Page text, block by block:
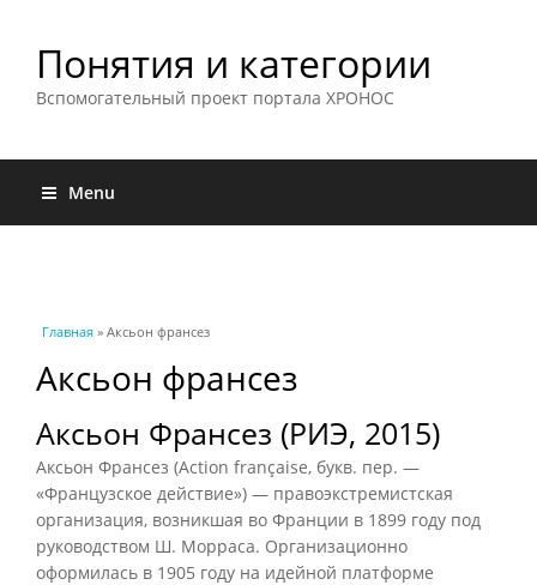
Понятия и категории
Вспомогательный проект портала ХРОНОС
Menu
Вы здесь
Главная » Аксьон франсез
Аксьон франсез
Аксьон Франсез (РИЭ, 2015)
Аксьон Франсез (Action française, букв. пер. —
«Французское действие») — правоэкстремистская
организация, возникшая во Франции в 1899 году под
руководством Ш. Морраса. Организационно
оформилась в 1905 году на идейной платформе